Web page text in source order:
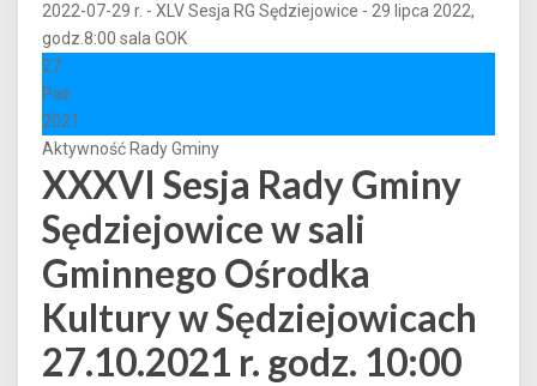
2022-07-29 r. - XLV Sesja RG Sędziejowice - 29 lipca 2022,
godz.8:00 sala GOK
27
Paź
2021
Aktywność Rady Gminy
XXXVI Sesja Rady Gminy
Sędziejowice w sali
Gminnego Ośrodka
Kultury w Sędziejowicach
27.10.2021 r. godz. 10:00